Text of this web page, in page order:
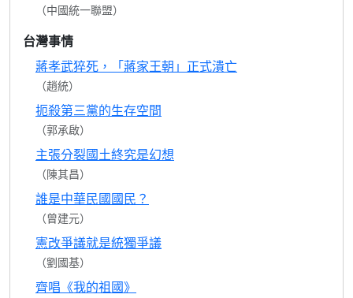
（中國統一聯盟）
台灣事情
蔣孝武猝死，「蔣家王朝」正式潰亡
（趙統）
扼殺第三黨的生存空間
（郭承啟）
主張分裂國土終究是幻想
（陳其昌）
誰是中華民國國民？
（曾建元）
憲改爭議就是統獨爭議
（劉國基）
齊唱《我的祖國》